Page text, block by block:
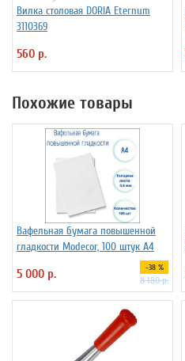
Вилка столовая DORIA Eternum
3110369
560 р.
Похожие товары
Вафельная бумага повышенной
гладкости Modecor, 100 штук А4
5 000 р. -38 %
8 180 р.